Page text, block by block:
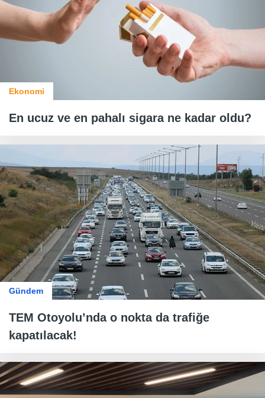
Ekonomi
En ucuz ve en pahalı sigara ne kadar oldu?
Gündem
TEM Otoyolu’nda o nokta da trafiğe
kapatılacak!